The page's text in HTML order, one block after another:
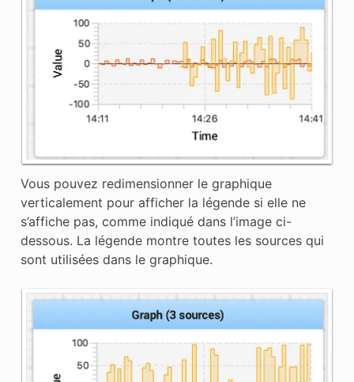
Vous pouvez redimensionner le graphique
verticalement pour afficher la légende si elle ne
s’affiche pas, comme indiqué dans l’image ci-
dessous. La légende montre toutes les sources qui
sont utilisées dans le graphique.